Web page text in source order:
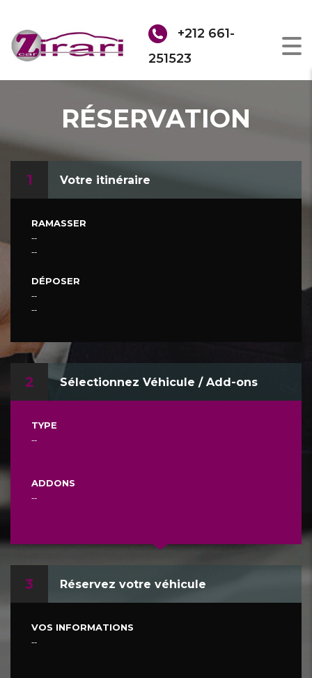
+212 661-
251523
RÉSERVATION
1 Votre itinéraire
RAMASSER
--
--
DÉPOSER
--
--
2 Sélectionnez Véhicule / Add-ons
TYPE
--
ADDONS
--
3 Réservez votre véhicule
VOS INFORMATIONS
--